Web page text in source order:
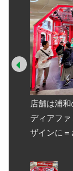
店舗は浦
ディアフ
ザインに
Prev